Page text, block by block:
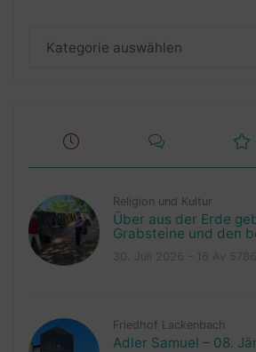
Religion und Kultur
Über aus der Erde
Grabsteine und den
Friedhof Lackenbach
Adler Samuel – 08.